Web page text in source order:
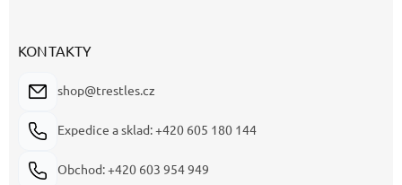
KONTAKTY
shop@trestles.cz
Expedice a sklad: +420 605 180 144
Obchod: +420 603 954 949